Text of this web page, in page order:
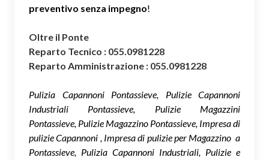
preventivo senza impegno!
Oltre il Ponte
Reparto Tecnico : 055.0981228
Reparto Amministrazione : 055.0981228
Pulizia Capannoni Pontassieve, Pulizie Capannoni
Industriali Pontassieve, Pulizie Magazzini
Pontassieve, Pulizie Magazzino Pontassieve, Impresa di
pulizie Capannoni , Impresa di pulizie per Magazzino a
Pontassieve, Pulizia Capannoni Industriali, Pulizie e